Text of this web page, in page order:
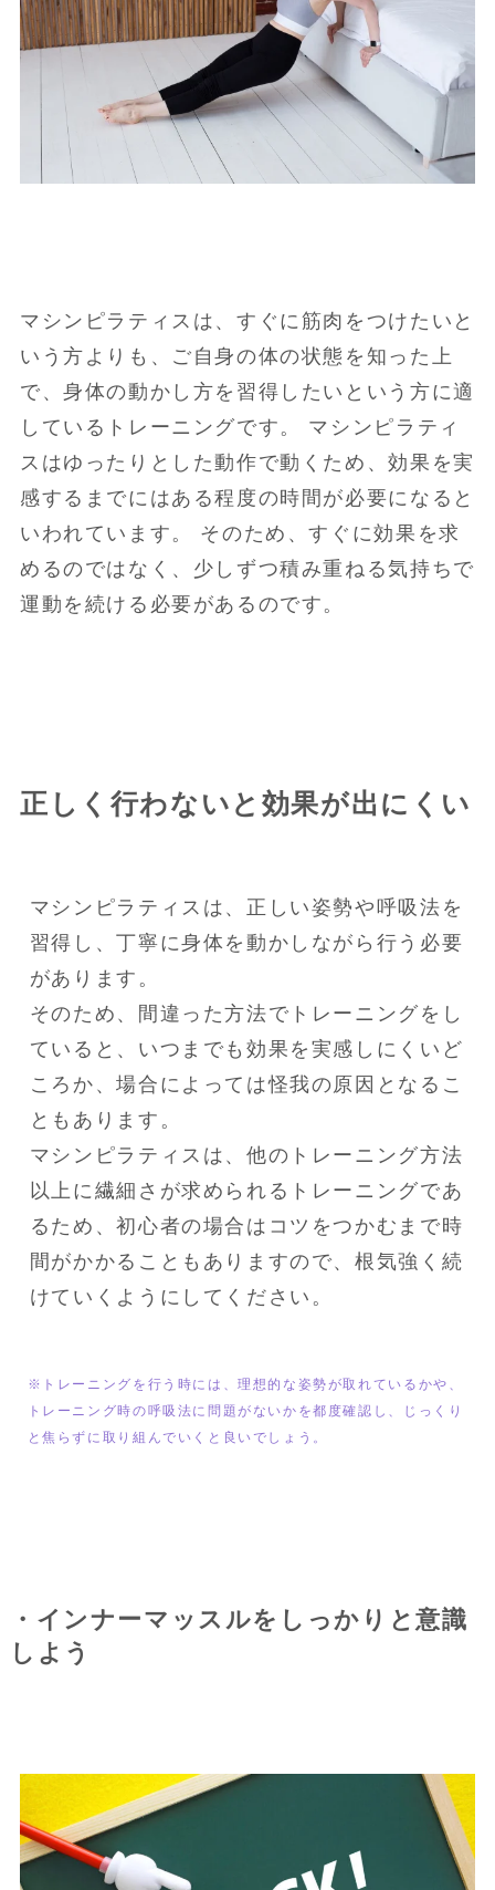
マシンピラティスは、すぐに筋肉をつけたいと
いう方よりも、ご自身の体の状態を知った上
で、身体の動かし方を習得したいという方に適
しているトレーニングです。 マシンピラティ
スはゆったりとした動作で動くため、効果を実
感するまでにはある程度の時間が必要になると
いわれています。 そのため、すぐに効果を求
めるのではなく、少しずつ積み重ねる気持ちで
運動を続ける必要があるのです。
正しく行わないと効果が出にくい
マシンピラティスは、正しい姿勢や呼吸法を
習得し、丁寧に身体を動かしながら行う必要
があります。
そのため、間違った方法でトレーニングをし
ていると、いつまでも効果を実感しにくいど
ころか、場合によっては怪我の原因となるこ
ともあります。
マシンピラティスは、他のトレーニング方法
以上に繊細さが求められるトレーニングであ
るため、初心者の場合はコツをつかむまで時
間がかかることもありますので、根気強く続
けていくようにしてください。
※トレーニングを行う時には、理想的な姿勢が取れているかや、
トレーニング時の呼吸法に問題がないかを都度確認し、じっくり
と焦らずに取り組んでいくと良いでしょう。
・インナーマッスルをしっかりと意識
しよう